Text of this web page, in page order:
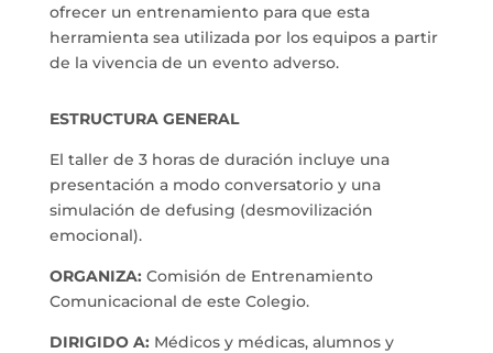
ofrecer un entrenamiento para que esta
herramienta sea utilizada por los equipos a partir
de la vivencia de un evento adverso.
ESTRUCTURA GENERAL
El taller de 3 horas de duración incluye una
presentación a modo conversatorio y una
simulación de defusing (desmovilización
emocional).
ORGANIZA: Comisión de Entrenamiento
Comunicacional de este Colegio.
DIRIGIDO A: Médicos y médicas, alumnos y